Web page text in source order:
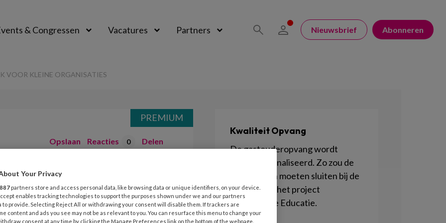
& Congressen Vacatures Partners Nieuwsbrief Abonneren
VOOR KLEINE ORGANISATIES
Opslaan Reacties 0 Delen
ook belangrijk
PREMIUM
Kwaliteit Opvang
De gastouderopvang wordt
geprofessionaliseerd. Zo zou de
branche aan moeten sluiten bij de
Wet IKK en het project
Permanente Educatie.
Your Privacy
887 partners store and access personal data, like browsing data or unique identifiers, on your device.
enables tracking technologies to support the purposes shown under we and our partners
to provide. Selecting Reject All or withdrawing your consent will disable them. If trackers are
content and ads you see may not be as relevant to you. You can resurface this menu to change your
consent at any time by clicking the Manage Preferences link on the bottom of the webpage.